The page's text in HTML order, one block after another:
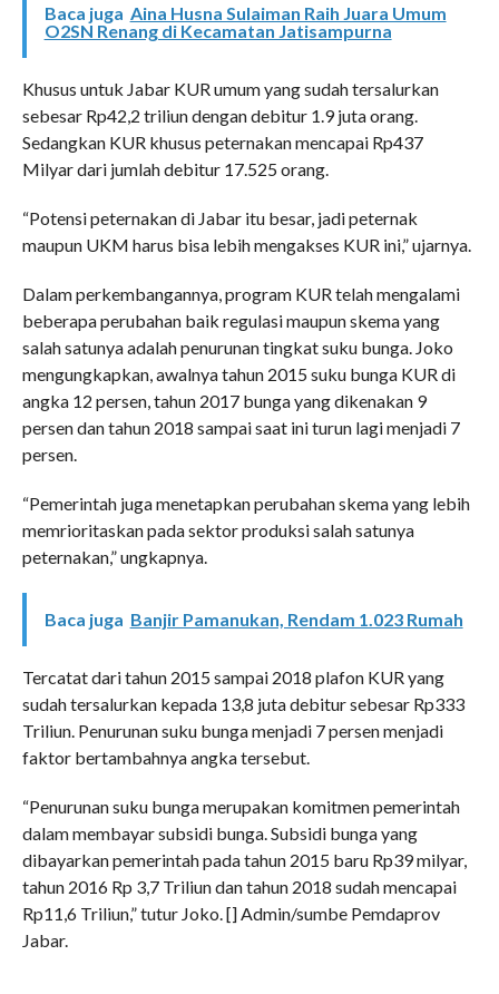
Baca juga Aina Husna Sulaiman Raih Juara Umum
O2SN Renang di Kecamatan Jatisampurna
Khusus untuk Jabar KUR umum yang sudah tersalurkan
sebesar Rp42,2 triliun dengan debitur 1.9 juta orang.
Sedangkan KUR khusus peternakan mencapai Rp437
Milyar dari jumlah debitur 17.525 orang.
“Potensi peternakan di Jabar itu besar, jadi peternak
maupun UKM harus bisa lebih mengakses KUR ini,” ujarnya.
Dalam perkembangannya, program KUR telah mengalami
beberapa perubahan baik regulasi maupun skema yang
salah satunya adalah penurunan tingkat suku bunga. Joko
mengungkapkan, awalnya tahun 2015 suku bunga KUR di
angka 12 persen, tahun 2017 bunga yang dikenakan 9
persen dan tahun 2018 sampai saat ini turun lagi menjadi 7
persen.
“Pemerintah juga menetapkan perubahan skema yang lebih
memrioritaskan pada sektor produksi salah satunya
peternakan,” ungkapnya.
Baca juga Banjir Pamanukan, Rendam 1.023 Rumah
Tercatat dari tahun 2015 sampai 2018 plafon KUR yang
sudah tersalurkan kepada 13,8 juta debitur sebesar Rp333
Triliun. Penurunan suku bunga menjadi 7 persen menjadi
faktor bertambahnya angka tersebut.
“Penurunan suku bunga merupakan komitmen pemerintah
dalam membayar subsidi bunga. Subsidi bunga yang
dibayarkan pemerintah pada tahun 2015 baru Rp39 milyar,
tahun 2016 Rp 3,7 Triliun dan tahun 2018 sudah mencapai
Rp11,6 Triliun,” tutur Joko. [] Admin/sumbe Pemdaprov
Jabar.